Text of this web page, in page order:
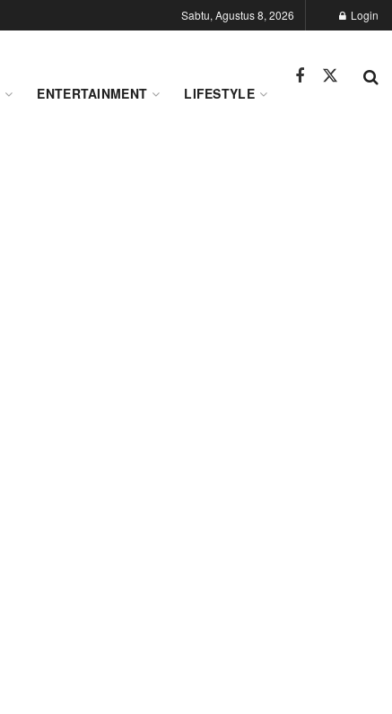
Sabtu, Agustus 8, 2026 Login
ENTERTAINMENT LIFESTYLE